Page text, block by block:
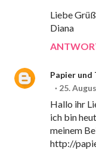
Liebe
Diana
Papier
25.
Hallo ihr
ich bin
meinem
http://